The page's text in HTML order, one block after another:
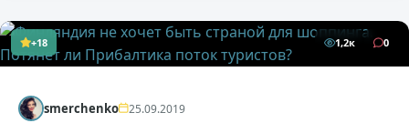
+18 1,2к 0
smerchenko 25.09.2019